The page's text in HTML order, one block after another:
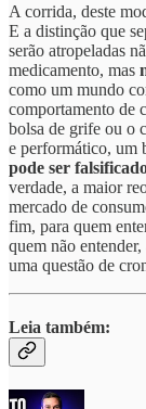
A corrida, deste
E a distinção que
serão atropeladas
medicamento, mas
como um mundo
comportamento de
bolsa de grife ou o
e performático, um
pode ser
verdade, a maior
mercado de
fim, para quem
quem não
uma questão de
Leia também: